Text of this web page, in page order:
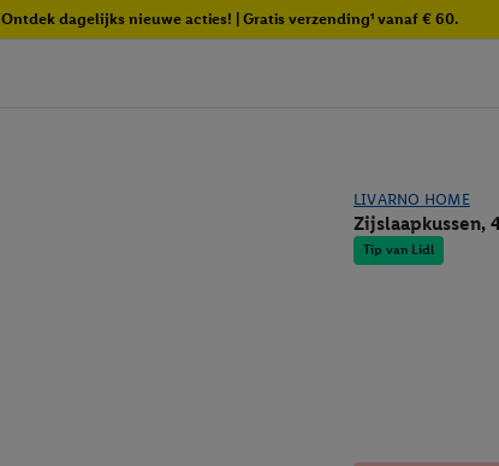
Ontdek dagelijks nieuwe acties! | Gratis verzending¹ vanaf € 60.
LIVARNO HOME
Zijslaapkussen,
Tip van Lidl